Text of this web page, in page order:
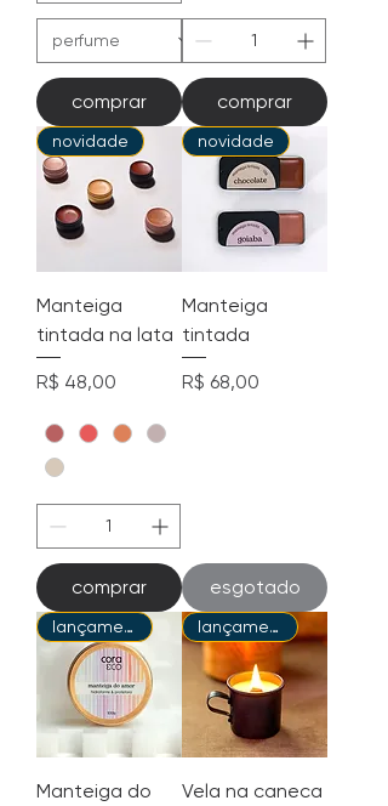
0
p
o
r
9
s
comprar comprar
novidade
Manteiga
tintada na lata
Preço
R$ 48,00
comprar
novidade
Manteiga
tintada
Preço
R$ 68,00
esgotado
lançamento
Manteiga do
lançamento
Vela na caneca